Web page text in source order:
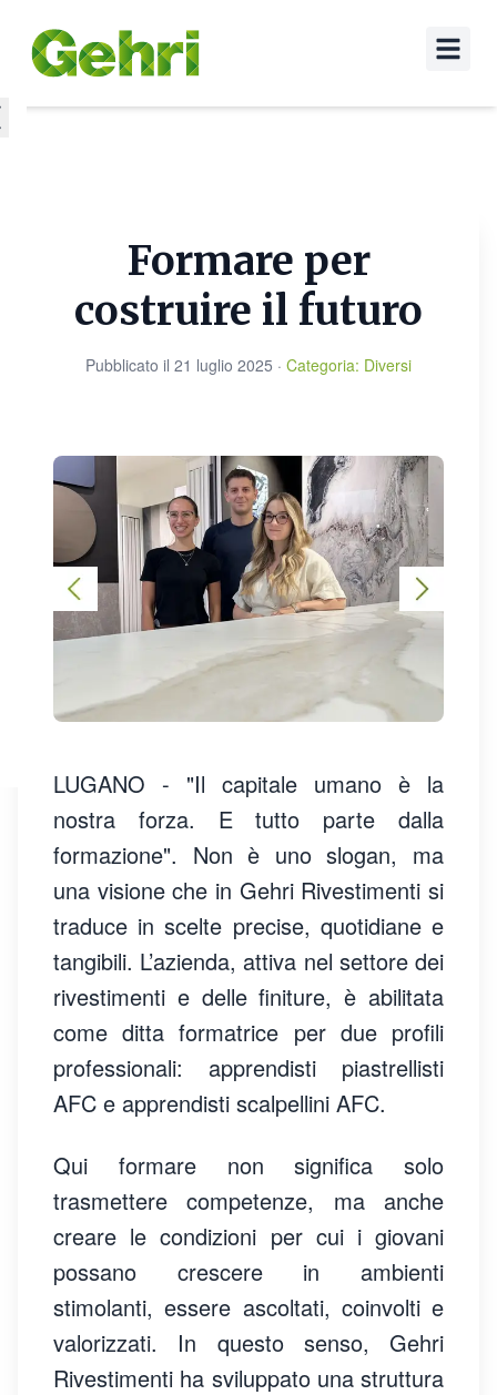
Formare per
costruire il futuro
Pubblicato il 21 luglio 2025 · Categoria: Diversi
LUGANO - "Il capitale umano è la
nostra forza. E tutto parte dalla
formazione". Non è uno slogan, ma
una visione che in Gehri Rivestimenti si
traduce in scelte precise, quotidiane e
tangibili. L’azienda, attiva nel settore dei
rivestimenti e delle finiture, è abilitata
come ditta formatrice per due profili
professionali: apprendisti piastrellisti
AFC e apprendisti scalpellini AFC.
Qui formare non significa solo
trasmettere competenze, ma anche
creare le condizioni per cui i giovani
possano crescere in ambienti
stimolanti, essere ascoltati, coinvolti e
valorizzati. In questo senso, Gehri
Rivestimenti ha sviluppato una struttura